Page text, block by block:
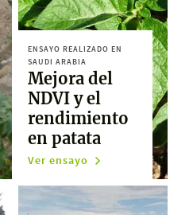
ENSAYO REALIZADO EN
SAUDI ARABIA
Mejora del
NDVI y el
rendimiento
en patata
Ver ensayo